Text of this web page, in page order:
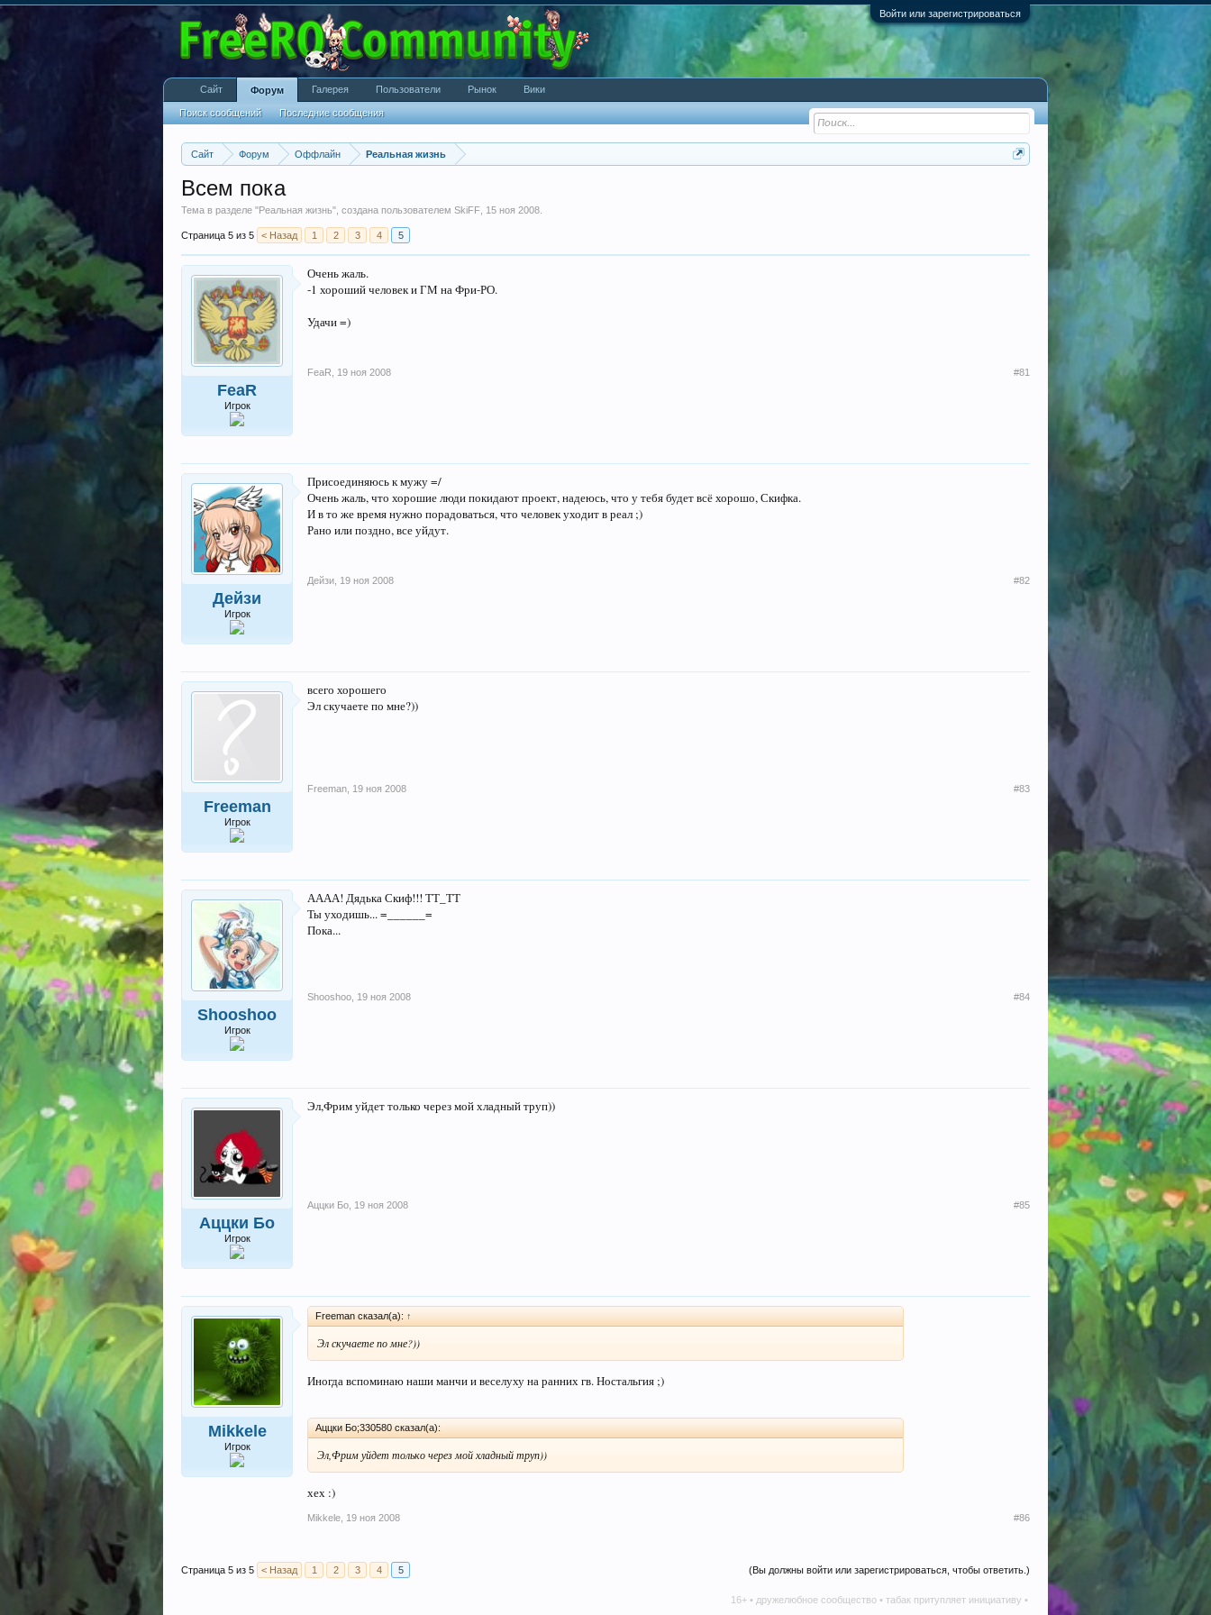
Войти или зарегистрироваться
Сайт Форум Оффлайн Реальная жизнь
Всем пока
Тема в разделе "Реальная жизнь", создана пользователем SkiFF 15 ноя 2008
Страница 5 из 5 < Назад 1 2 3 4 5
FeaR
Игрок
Очень жаль.
-1 хороший человек и ГМ на Фри-РО.
Удачи =)
FeaR 19 ноя 2008 #81
Дейзи
Игрок
Присоединяюсь к мужу =/
Очень жаль, что хорошие люди покидают проект, надеюсь, что у тебя будет всё хорошо, Скифка.
И в то же время нужно порадоваться, что человек уходит в реал ;)
Рано или поздно, все уйдут.
Дейзи 19 ноя 2008 #82
Freeman
Игрок
всего хорошего
Эл скучаете по мне?))
Freeman 19 ноя 2008 #83
Shooshoo
Игрок
АААА! Дядька Скиф!!! ТТ_ТТ
Ты уходишь... =______=
Пока...
Shooshoo 19 ноя 2008 #84
Аццки Бо
Игрок
Эл,Фрим уйдет только через мой хладный труп))
Аццки Бо 19 ноя 2008 #85
Mikkele
Игрок
Freeman сказал(а): ↑
Эл скучаете по мне?))
Иногда вспоминаю наши манчи и веселуху на ранних гв. Ностальгия ;)
Аццки Бо;330580 сказал(а):
Эл,Фрим уйдет только через мой хладный труп))
хех :)
Mikkele 19 ноя 2008 #86
(Вы должны войти или зарегистрироваться, чтобы ответить.)
Страница 5 из 5 < Назад 1 2 3 4 5
16+ • дружелюбное сообщество • табак притупляет инициативу • алкоголь наносит вред в любом количестве •
Сайт Форум
Поиск сообщений Последние сообщения
Галерея Пользователи Рынок Вики